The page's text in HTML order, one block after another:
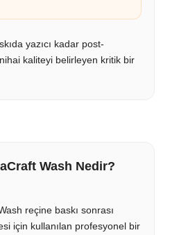
yazıcı kadar post-
kaliteyi belirleyen kritik bir
Wash Nedir?
reçine baskı sonrası
için kullanılan profesyonel bir